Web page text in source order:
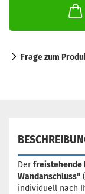
Frage zum
Derfreistehende
Wandanschluss"
individuell nach